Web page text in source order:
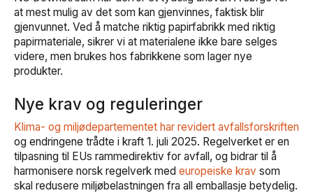
at mest mulig av det som kan gjenvinnes, faktisk blir
gjenvunnet. Ved å matche riktig papirfabrikk med riktig
papirmateriale, sikrer vi at materialene ikke bare selges
videre, men brukes hos fabrikkene som lager nye
produkter.
Nye krav og reguleringer
Klima- og miljødepartementet har revidert avfallsforskriften
og endringene trådte i kraft 1. juli 2025. Regelverket er en
tilpasning til EUs rammedirektiv for avfall, og bidrar til å
harmonisere norsk regelverk med europeiske krav som
skal redusere miljøbelastningen fra all emballasje betydelig.